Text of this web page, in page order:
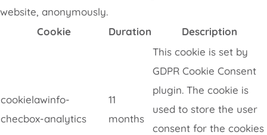
website, anonymously.
Cookie
Duration Description
cookielawinfo-
checbox-analytics
11
months
This cookie is set by
GDPR Cookie Consent
plugin. The cookie is
used to store the user
consent for the cookies